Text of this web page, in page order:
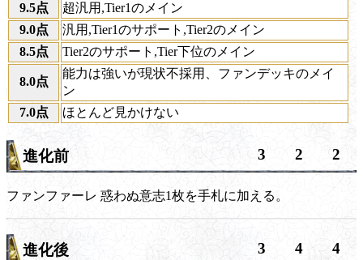
9.5点
超汎用,Tier1のメイン
9.0点
汎用,Tier1のサポート,Tier2のメイン
8.5点
Tier2のサポート,Tier下位のメイン
8.0点
能力は強いが現状不採用、ファンデッキのメイ
ン
7.0点
ほとんど見かけない
進化前 3 2 2
ファンファーレ 惑わぬ意志1枚を手札に加える。
進化後 3 4 4